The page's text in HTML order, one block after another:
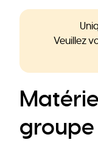
Veuillez
groupe